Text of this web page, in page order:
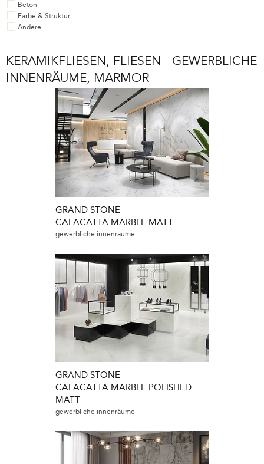
Beton
Farbe & Struktur
Andere
KERAMIKFLIESEN, FLIESEN - GEWERBLICHE
INNENRÄUME, MARMOR
GRAND STONE
CALACATTA MARBLE MATT
gewerbliche innenräume
GRAND STONE
CALACATTA MARBLE POLISHED
MATT
gewerbliche innenräume